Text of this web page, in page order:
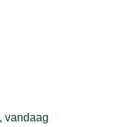
vandaag